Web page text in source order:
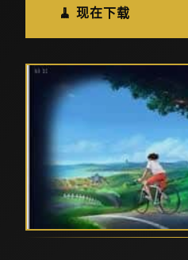
🧹 现在下载